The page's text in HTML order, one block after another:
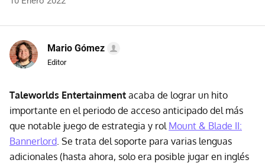
Mario Gómez
Editor
Taleworlds Entertainment acaba de lograr un hito
importante en el periodo de acceso anticipado del más
que notable juego de estrategia y rol Mount & Blade II:
Bannerlord . Se trata del soporte para varias lenguas
adicionales (hasta ahora, solo era posible jugar en inglés